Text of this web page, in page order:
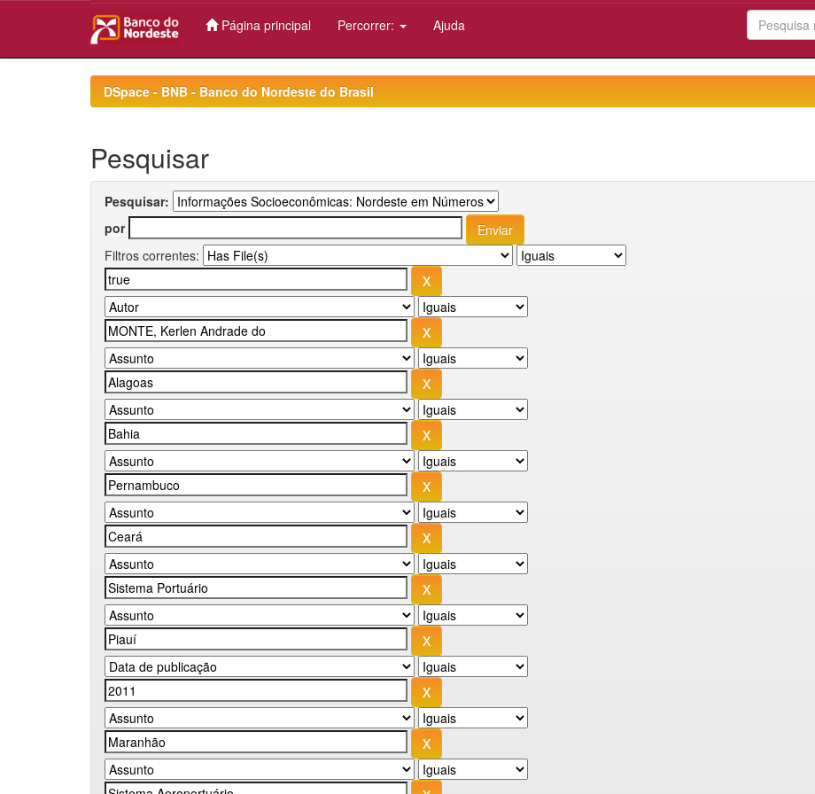
Página principal Percorrer: Ajuda
DSpace - BNB - Banco do Nordeste do Brasil
Pesquisar
Pesquisar:
por
Filtros correntes: